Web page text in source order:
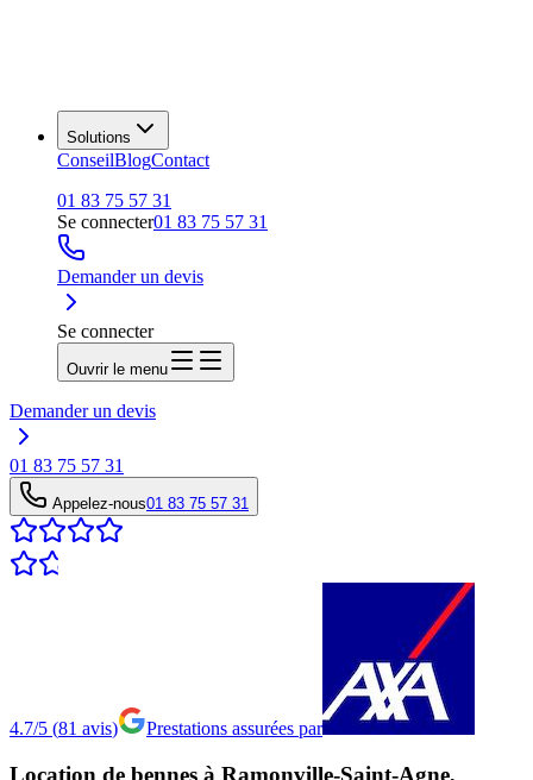
Solutions
ConseilBlogContact
01 83 75 57 31
Se connecter01 83 75 57 31
Demander un devis
Se connecter
Ouvrir le menu
Demander un devis
01 83 75 57 31
Appelez-nous01 83 75 57 31
4.7/5 (81 avis) Prestations assurées par
Location de bennes à Ramonville-Saint-Agne,